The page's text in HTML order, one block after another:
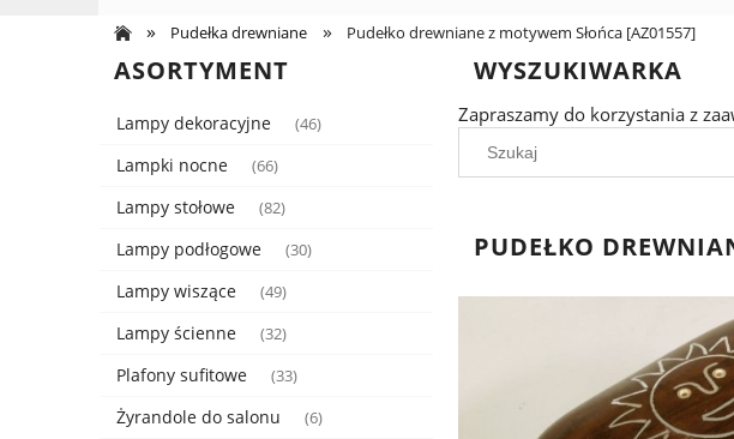
» Pudełka drewniane » Pudełko drewniane z motywem Słońca [AZ01557]
ASORTYMENT
Lampy dekoracyjne (46)
Lampki nocne (66)
Lampy stołowe (82)
Lampy podłogowe (30)
Lampy wiszące (49)
Lampy ścienne (32)
Plafony sufitowe (33)
Żyrandole do salonu (6)
WYSZUKIWARKA
Zapraszamy do korzystania z
PUDEŁKO